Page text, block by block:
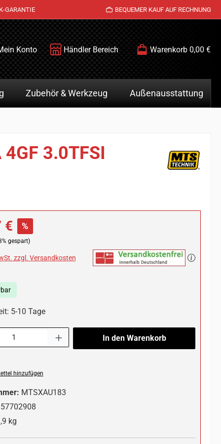
GARANTIE BEQUEMER KAUF AUF RECHNUNG
Konto Händler Bereich Warenkorb 0,00 €
Zubehör & Werkzeug Außenausstattung
3.0TFSI
€ %
gespart)
zzgl. Versandkosten
5-10 Tage
In den Warenkorb
hinzufügen
MTSXAU183
kg